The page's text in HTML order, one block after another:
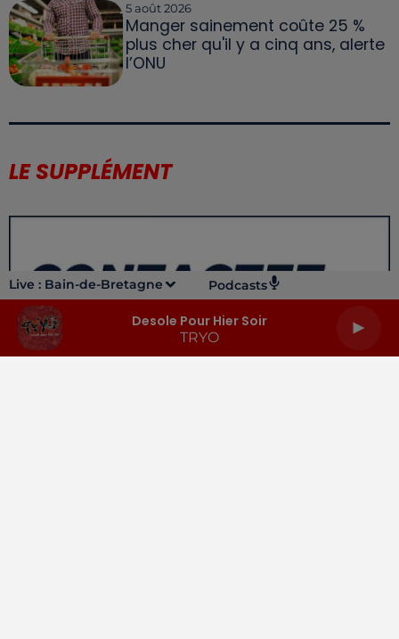
Live : Bain-de-Bretagne Podcasts
Desole Pour Hier Soir
TRYO
5 août 2026
Manger sainement coûte 25 %
plus cher qu'il y a cinq ans, alerte
l’ONU
LE SUPPLÉMENT